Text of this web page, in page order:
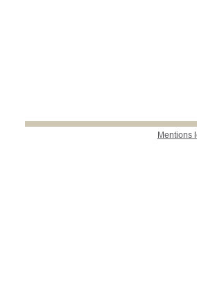
Mentions